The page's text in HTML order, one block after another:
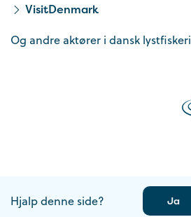
VisitDenmark
Og andre aktører i dansk lystfiskeri
Hjalp denne side? Ja